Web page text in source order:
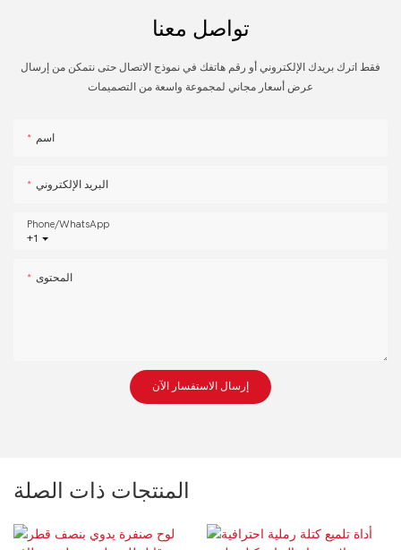
تواصل معنا
فقط اترك بريدك الإلكتروني أو رقم هاتفك في نموذج الاتصال حتى نتمكن من إرسال
عرض أسعار مجاني لمجموعة واسعة من التصميمات
اسم
البريد الإلكتروني
+1
Phone/whatsApp
المحتوى
إرسال الاستفسار الآن
المنتجات ذات الصلة